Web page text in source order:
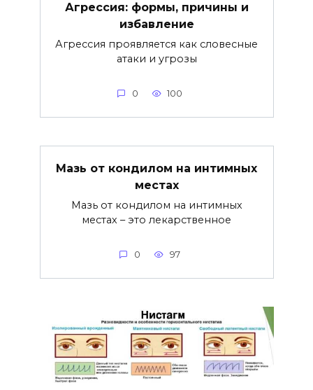
Агрессия: формы, причины и
избавление
Агрессия проявляется как словесные
атаки и угрозы
0 100
Мазь от кондилом на интимных
местах
Мазь от кондилом на интимных
местах – это лекарственное
0 97